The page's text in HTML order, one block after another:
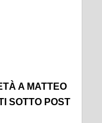
A MATTEO
SOTTO POST